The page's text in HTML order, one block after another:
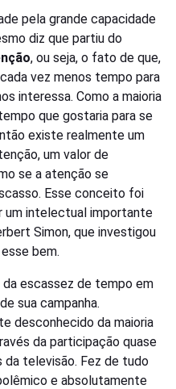
pela grande capacidade
diz que partiu do
, ou seja, o fato de que,
vez menos tempo para
interessa. Como a maioria
que gostaria para se
existe realmente um
um valor de
se a atenção se
Esse conceito foi
um intelectual importante
Simon, que investigou
bem.
escassez de tempo em
sua campanha.
desconhecido da maioria
da participação quase
da televisão. Fez de tudo
e absolutamente